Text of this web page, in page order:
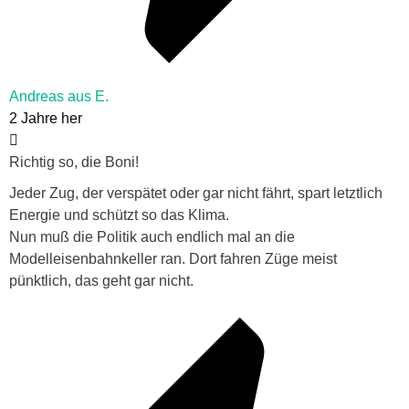
Andreas aus E.
2 Jahre her
Richtig so, die Boni!
Jeder Zug, der verspätet oder gar nicht fährt, spart letztlich
Energie und schützt so das Klima.
Nun muß die Politik auch endlich mal an die
Modelleisenbahnkeller ran. Dort fahren Züge meist
pünktlich, das geht gar nicht.